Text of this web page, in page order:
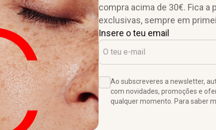
compra acima de 30€. Fica
exclusivas, sempre em
Insere o teu email
Ao subscreveres a newsletter,
com novidades, promoções e
qualquer momento. Para saber